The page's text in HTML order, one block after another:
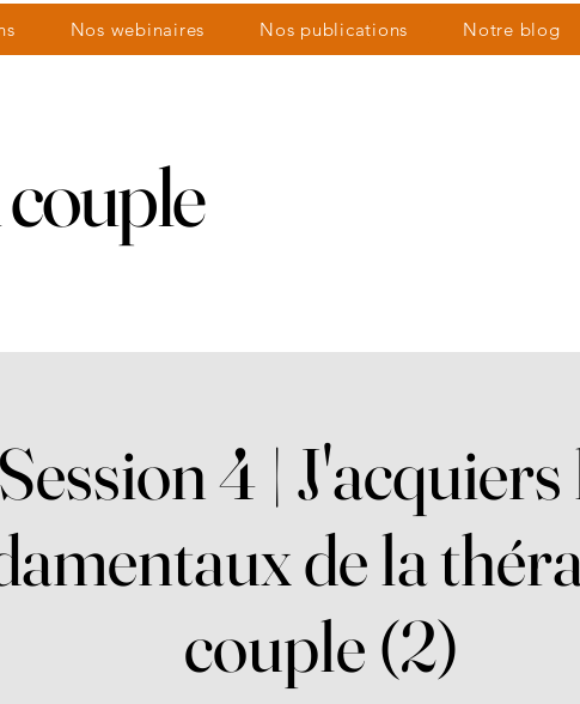
Nos webinaires Nos publications Notre blog
Session 4 | J'acquiers
de la
couple (2)